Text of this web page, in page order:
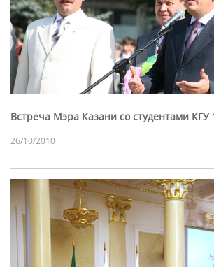
Встреча Мэра Казани со студентами КГУ
26/10/2010